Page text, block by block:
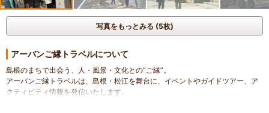
写真をもっとみる (5枚)
アーバンご縁トラベルについて
島根のまちで出会う、人・風景・文化との“ご縁”。
アーバンご縁トラベルは、島根・松江を舞台に、イベントやガイドツアー、ア
クティビティ情報を発信いたします。